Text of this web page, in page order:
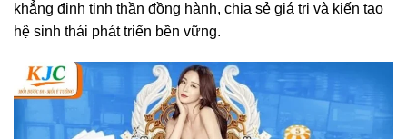
khẳng định tinh thần đồng hành, chia sẻ giá trị và kiến tạo
hệ sinh thái phát triển bền vững.